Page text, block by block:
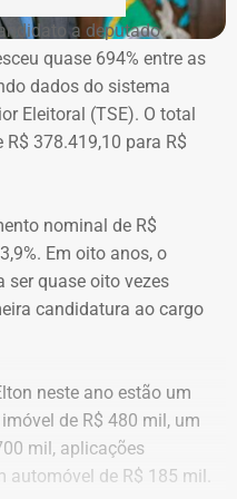
hora de denunciar os
as mulheres de
A vergonha e o medo.
que coragem para seguir
doméstica. Pois
e estar ao lado do
com ela depois
o receio que alguma
de alguma forma,
se tornarem
cita qual o principal
que as autoridades
a deputado
quase 694% entre as
dados do sistema
Eleitoral (TSE). O total
378.419,10 para R$
nominal de R$
Em oito anos, o
ser quase oito vezes
candidatura ao cargo
neste ano estão um
de R$ 480 mil, um
mil, aplicações
automóvel de R$ 185 mil.